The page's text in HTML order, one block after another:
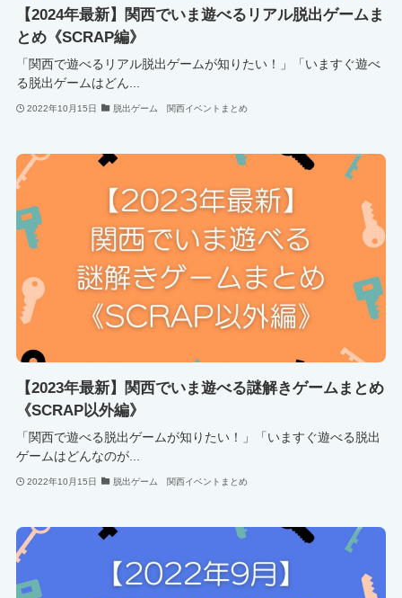
【2024年最新】関西でいま遊べるリアル脱出ゲームま
とめ《SCRAP編》
「関西で遊べるリアル脱出ゲームが知りたい！」「いますぐ遊べ
る脱出ゲームはどん...
2022年10月15日 脱出ゲーム 関西イベントまとめ
【2023年最新】関西でいま遊べる謎解きゲームまとめ
《SCRAP以外編》
「関西で遊べる脱出ゲームが知りたい！」「いますぐ遊べる脱出
ゲームはどんなのが...
2022年10月15日 脱出ゲーム 関西イベントまとめ